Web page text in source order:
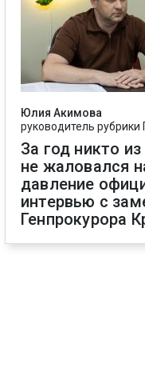
Юлия Акимова
руководитель
За год никто
не жаловался
давление
интервью с
Генпрокурора